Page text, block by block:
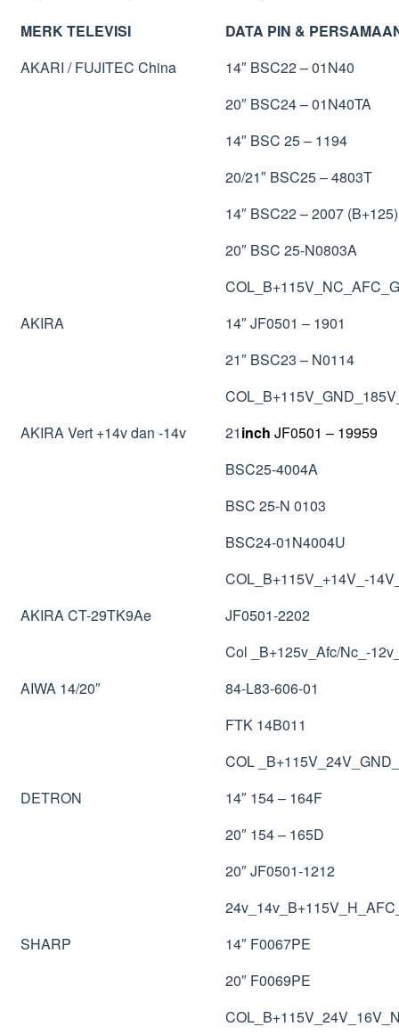
MERK TELEVISI
DATA PIN &
AKARI / FUJITEC China
14″ BSC22 – 01N40
20″ BSC24 – 01N40TA
14″ BSC 25 – 1194
20/21″ BSC25 – 4803T
14″ BSC22 – 2007 (B+125)
20″ BSC 25-N0803A
AKIRA
14″ JF0501 – 1901
21″ BSC23 – N0114
AKIRA Vert +14v dan -14v
21inch JF0501 – 19959
BSC25-4004A
BSC 25-N 0103
BSC24-01N4004U
COL_B+115V_+14V_-
AKIRA CT-29TK9Ae
JF0501-2202
Col _B+125v_Afc/Nc_-
AIWA 14/20″
84-L83-606-01
FTK 14B011
COL
DETRON
14″ 154 – 164F
20″ 154 – 165D
20″ JF0501-1212
SHARP
14″ F0067PE
20″ F0069PE